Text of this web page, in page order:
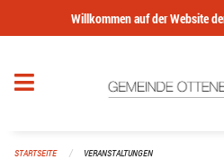
Navigation überspringen
Willkommen auf der Website
STARTSEITE VERANSTALTUNGEN